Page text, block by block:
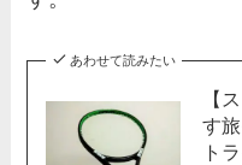
あわせて読みたい
【
す
ト